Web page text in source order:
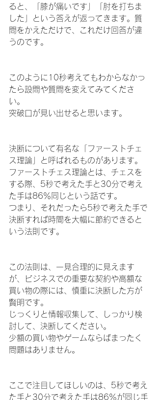
ると、「膝が痛いです」「肘を打ちま
した」という答えが返ってきます。質
問をかえただけで、これだけ回答が違
うのです。
このように10秒考えてもわからなかっ
たら設問や質問を変えてみてくださ
い。
突破口が見い出せると思います。
決断について有名な「ファーストチェ
ス理論」と呼ばれるものがあります。
ファーストチェス理論とは、チェスを
する際、5秒で考えた手と30分で考え
た手は86％同じという話です。
つまり、それだったら5秒で考えた手で
決断すれば時間を大幅に節約できると
いう法則です。
この法則は、一見合理的に見えます
が、ビジネスでの重要な契約や高額な
買い物の際には、慎重に決断した方が
賢明です。
じっくりと情報収集して、しっかり検
討して、決断してください。
少額の買い物やゲームならばまったく
問題はありません。
ここで注目してほしいのは、5秒で考え
た手と30分で考えた手は86％が同じ手